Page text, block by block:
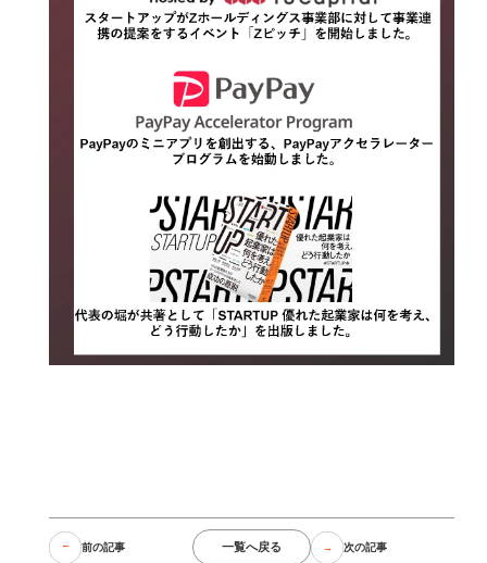
前の記事 一覧へ戻る 次の記事